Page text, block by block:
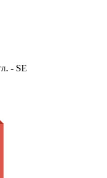
- SE